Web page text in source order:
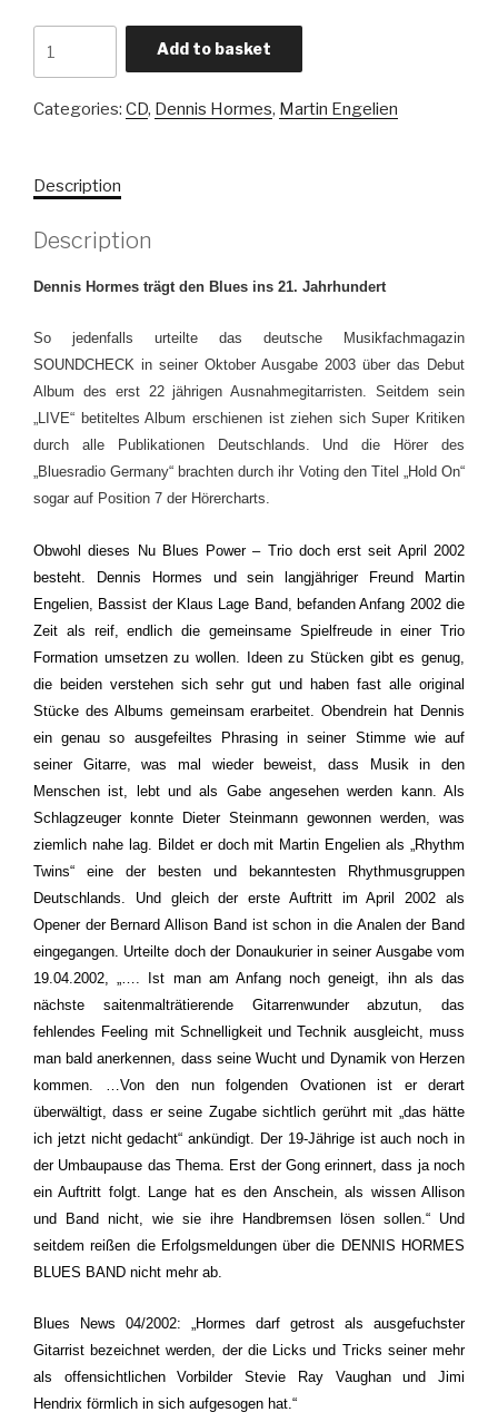
DENNIS
BAND
CD
quantity
Add to basket
Categories: CD, Dennis Hormes, Martin Engelien
Description
Description
Dennis Hormes trägt den Blues ins 21. Jahrhundert
So jedenfalls urteilte das deutsche Musikfachmagazin
SOUNDCHECK in seiner Oktober Ausgabe 2003 über das Debut
Album des erst 22 jährigen Ausnahmegitarristen. Seitdem sein
„LIVE“ betiteltes Album erschienen ist ziehen sich Super Kritiken
durch alle Publikationen Deutschlands. Und die Hörer des
„Bluesradio Germany“ brachten durch ihr Voting den Titel „Hold On“
sogar auf Position 7 der Hörercharts.
Obwohl dieses Nu Blues Power – Trio doch erst seit April 2002
besteht. Dennis Hormes und sein langjähriger Freund Martin
Engelien, Bassist der Klaus Lage Band, befanden Anfang 2002 die
Zeit als reif, endlich die gemeinsame Spielfreude in einer Trio
Formation umsetzen zu wollen. Ideen zu Stücken gibt es genug,
die beiden verstehen sich sehr gut und haben fast alle original
Stücke des Albums gemeinsam erarbeitet. Obendrein hat Dennis
ein genau so ausgefeiltes Phrasing in seiner Stimme wie auf
seiner Gitarre, was mal wieder beweist, dass Musik in den
Menschen ist, lebt und als Gabe angesehen werden kann. Als
Schlagzeuger konnte Dieter Steinmann gewonnen werden, was
ziemlich nahe lag. Bildet er doch mit Martin Engelien als „Rhythm
Twins“ eine der besten und bekanntesten Rhythmusgruppen
Deutschlands. Und gleich der erste Auftritt im April 2002 als
Opener der Bernard Allison Band ist schon in die Analen der Band
eingegangen. Urteilte doch der Donaukurier in seiner Ausgabe vom
19.04.2002
Ist man am Anfang noch geneigt, ihn als das
nächste saitenmalträtierende Gitarrenwunder abzutun, das
fehlendes Feeling mit Schnelligkeit und Technik ausgleicht, muss
man bald anerkennen, dass seine Wucht und Dynamik von Herzen
kommen.
Von den nun folgenden Ovationen ist er derart
überwältigt, dass er seine Zugabe sichtlich gerührt mit „das hätte
ich jetzt nicht gedacht“ ankündigt. Der 19-Jährige ist auch noch in
der Umbaupause das Thema. Erst der Gong erinnert, dass ja noch
ein Auftritt folgt.
Lange hat es den Anschein, als wissen Allison
und Band nicht, wie sie ihre Handbremsen lösen sollen.“ Und
seitdem reißen die Erfolgsmeldungen über die DENNIS HORMES
BLUES BAND nicht mehr ab.
Blues News 04/2002: „Hormes darf getrost als ausgefuchster
Gitarrist bezeichnet werden, der die Licks und Tricks seiner mehr
als offensichtlichen Vorbilder Stevie Ray Vaughan und Jimi
Hendrix förmlich in sich aufgesogen hat.“